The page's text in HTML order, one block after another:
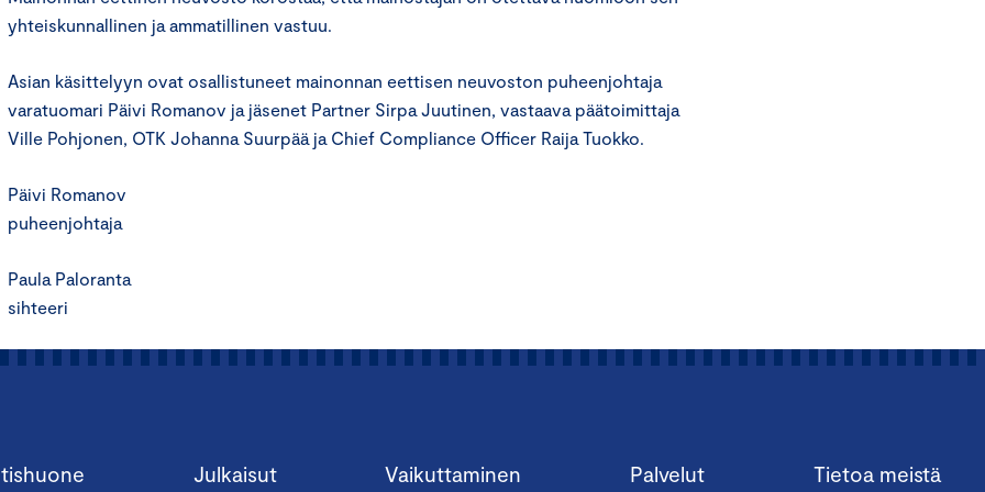
yhteiskunnallinen ja ammatillinen vastuu.
Asian käsittelyyn ovat osallistuneet mainonnan eettisen neuvoston puheenjohtaja
varatuomari Päivi Romanov ja jäsenet Partner Sirpa Juutinen, vastaava päätoimittaja
Ville Pohjonen, OTK Johanna Suurpää ja Chief Compliance Officer Raija Tuokko.
Päivi Romanov
puheenjohtaja
Paula Paloranta
sihteeri
Julkaisut Vaikuttaminen Palvelut Tietoa meistä